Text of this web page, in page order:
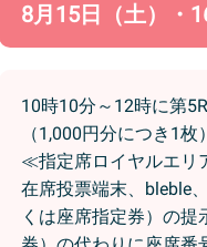
8月15日（土）・
10時10分～12時に第
（1,000円分につき1
≪指定席ロイヤルエリ
在席投票端末、bleble
くは座席指定券）の